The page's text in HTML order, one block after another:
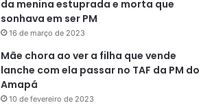
da menina estuprada e morta que
sonhava em ser PM
16 de março de 2023
Mãe chora ao ver a filha que vende
lanche com ela passar no TAF da PM do
Amapá
10 de fevereiro de 2023